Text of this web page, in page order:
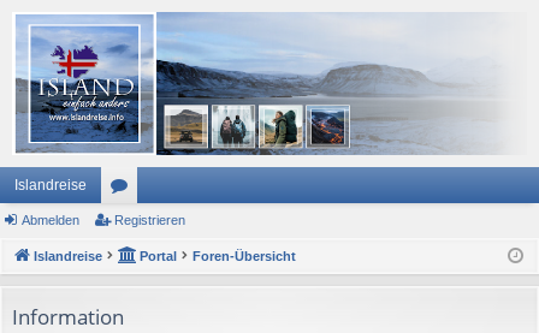
Islandreise
or
en
Abmelden Registrieren
Islandreise Portal Foren-Übersicht
Information